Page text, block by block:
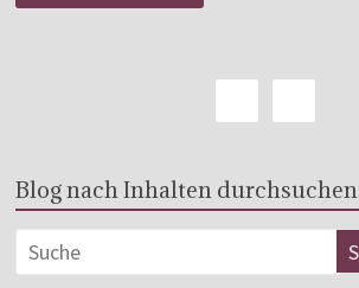
Blog nach Inhalten durchsuchen